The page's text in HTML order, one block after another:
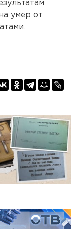
умер от